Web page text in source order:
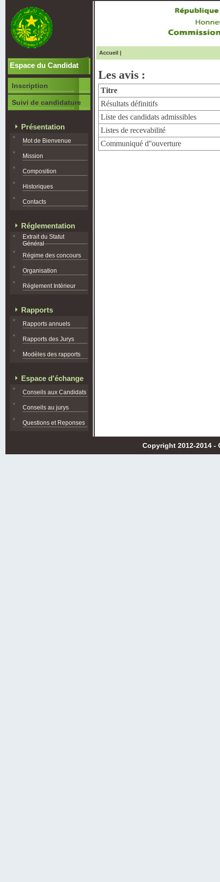
Espace du Candidat
Inscription
Suivi de candidature
Présentation
Mot de Bienvenue
Mission
Composition
Historiques
Contacts
Réglementation
Extrait du Statut
Général
Régime des concours
Organisation
Réglement Intérieur
Rapports
Rapports annuels
Rapports des Jurys
Modèles des rapports
Espace d'échange
Conseils aux Candidats
Conseils au jurys
Questions et Reponses
Accueil|
Les avis :
Titre
Résultats définitifs
Liste des candidats admissibles
Listes de recevabilité
Communiqué d''ouverture
Copyright 2012-2014 -